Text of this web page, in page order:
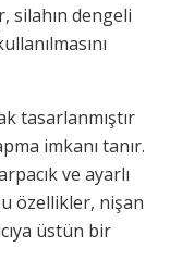
silahın dengeli
tasarlanmıştır
imkanı tanır.
ve ayarlı
özellikler, nişan
üstün bir